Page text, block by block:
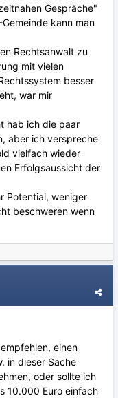
Gespräche"
kann man
Rechtsanwalt zu
mit vielen
besser
war mir
hab ich die paar
aber ich verspreche
vielfach wieder
Erfolgsaussicht der
Potential, weniger
beschweren wenn
einen
in dieser Sache
oder sollte ich
10.000 Euro einfach